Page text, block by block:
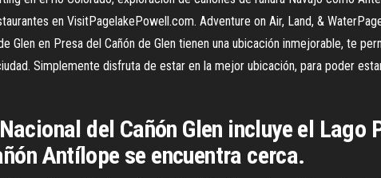
en VisitPagelakePowell.com. Adventure on Air, Land, &
Glen en Presa del Cañón de Glen tienen una ubicación inmejorable, te
Simplemente disfruta de estar en la mejor ubicación, para poder
del Cañón Glen incluye el Lago
Antílope se encuentra cerca.